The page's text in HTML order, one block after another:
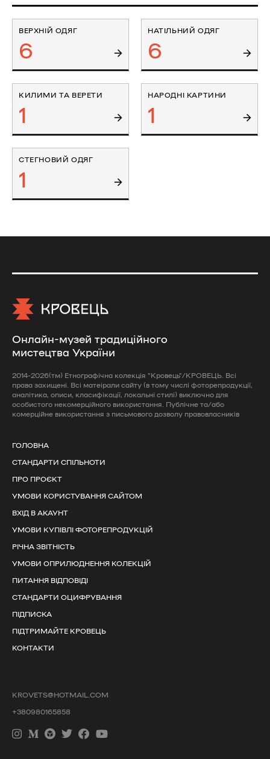
ВЕРХНІЙ ОДЯГ
6
НАТІЛЬНИЙ ОДЯГ
6
КИЛИМИ ТА ВЕРЕТИ
1
НАРОДНІ КАРТИНИ
1
СТЕГНОВИЙ ОДЯГ
1
Онлайн-музей традиційного
мистецтва України
2014-2026(тм) Етнографічна колекція "Кровець"/КРОВЕЦЬ. Всі
права захищені. Всі матеірали сайту (в тому числі фоторепродукції,
аналітика, описи, класифікації, локальні стилі) виключно для
особистого некомерційного використання. Публічне та/або
комерційне використання з письмового дозволу правовласників
ГОЛОВНА
СТАНДАРТИ СПІЛЬНОТИ
ПРО ПРОЄКТ
УМОВИ КОРИСТУВАННЯ САЙТОМ
ВХІД В АКАУНТ
УМОВИ КУПІВЛІ ФОТОРЕПРОДУКЦІЙ
РІЧНА ЗВІТНІСТЬ
УМОВИ ОПРИЛЮДНЕННЯ КОЛЕКЦІЙ
ПИТАННЯ ВІДПОВІДІ
СТАНДАРТИ ОЦИФРУВАННЯ
ПІДПИСКА
ПІДТРИМАЙТЕ КРОВЕЦЬ
КОНТАКТИ
KROVETS@HOTMAIL.COM
+380980165858